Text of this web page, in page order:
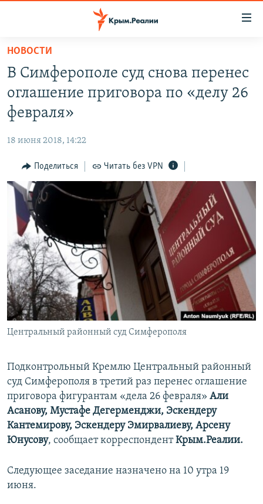
Вернуться
основному
содержанию
Вернутся
главной
Вернутся
поиску
НОВОСТИ
СПЕЦПРОЕКТЫ
11 ЛЕТ ОККУПАЦИИ КРЫМА. 11 ИСТОРИЙ СОПРОТИВЛЕНИЯ
ВОДА
ЕЩЕ
ИНТЕРАКТИВ
ИНФОГРАФИКА
ТЕЛЕПРОЕКТ КРЫМ.РЕАЛИИ
СОВЕТЫ ПРАВОЗАЩИТНИКОВ
ПРОПАВШИЕ БЕЗ ВЕСТИ
ПОБЕДИТЕЛЕЙ НЕ СУДЯТ?
КРЫМ.НЕПОКОРЕННЫЙ
ELIFBE
УКРАИНСКАЯ ПРОБЛЕМА КРЫМА
РАДІО СВОБОДА
КАК ОБОЙТИ БЛОКИРОВКУ
Українською
Qırımtatar
ПРИСОЕДИНЯЙТЕСЬ!
НОВОСТИ
В Симферополе суд снова перенес
оглашение приговора по «делу 26
февраля»
18 июня 2018, 14:22
Поделиться Читать без VPN
Центральный районный суд Симферополя
Подконтрольный Кремлю Центральный районный
суд Симферополя в третий раз перенес оглашение
приговора фигурантам «дела 26 февраля»​ Али
Асанову, Мустафе Дегерменджи, Эскендеру
Кантемирову, Эскендеру Эмирвалиеву, Арсену
Юнусову, сообщает корреспондентКрым.Реалии.
Следующее заседание назначено на 10 утра 19
июня.